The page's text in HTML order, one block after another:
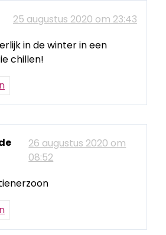
25 augustus 2020 om 23:43
in de winter in een
chillen!
26 augustus 2020 om
08:52